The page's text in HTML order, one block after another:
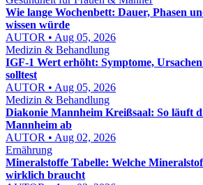
Wie lange Wochenbett: Dauer, Phasen
wissen würde
AUTOR • Aug 05, 2026
Medizin & Behandlung
IGF-1 Wert erhöht: Symptome,
solltest
AUTOR • Aug 05, 2026
Medizin & Behandlung
Diakonie Mannheim Kreißsaal: So läuft
Mannheim ab
AUTOR • Aug 02, 2026
Ernährung
Mineralstoffe Tabelle: Welche
wirklich braucht